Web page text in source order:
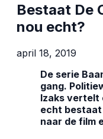
Bestaat De
nou echt?
april 18, 2019
De serie
gang.
Izaks vertelt
echt bestaat
naar de film